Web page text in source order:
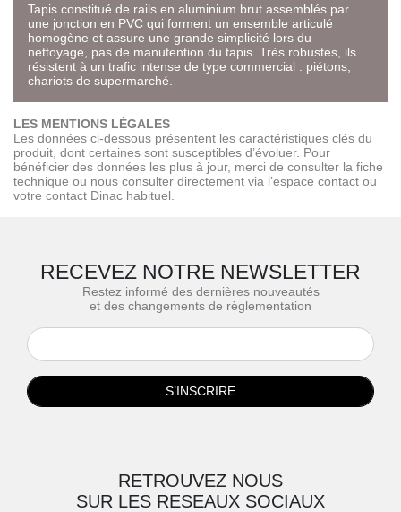
Tapis constitué de rails en aluminium brut assemblés par
une jonction en PVC qui forment un ensemble articulé
homogène et assure une grande simplicité lors du
nettoyage, pas de manutention du tapis. Très robustes, ils
résistent à un trafic intense de type commercial : piétons,
chariots de supermarché.
LES MENTIONS LÉGALES
Les données ci-dessous présentent les caractéristiques clés du
produit, dont certaines sont susceptibles d’évoluer. Pour
bénéficier des données les plus à jour, merci de consulter la fiche
technique ou nous consulter directement via l’espace contact ou
votre contact Dinac habituel.
RECEVEZ NOTRE NEWSLETTER
Restez informé des dernières nouveautés
et des changements de règlementation
S’INSCRIRE
RETROUVEZ NOUS
SUR LES RESEAUX SOCIAUX